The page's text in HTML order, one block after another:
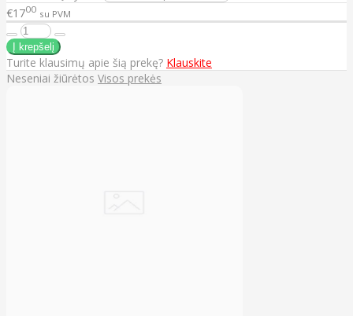
€1700 su PVM
Turite klausimų apie šią prekę? Klauskite
Neseniai žiūrėtos Visos prekės